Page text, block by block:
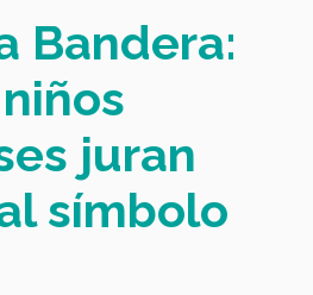
Bandera:
juran
símbolo